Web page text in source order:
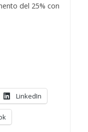
del 25% con
LinkedIn